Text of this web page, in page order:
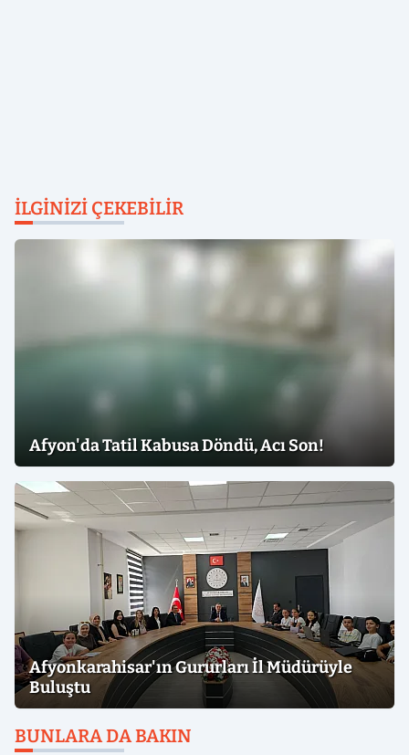
İLGINIZI ÇEKEBILIR
Afyon'da Tatil Kabusa Döndü, Acı Son!
Afyonkarahisar'ın Gururları İl Müdürüyle
Buluştu
BUNLARA DA BAKIN